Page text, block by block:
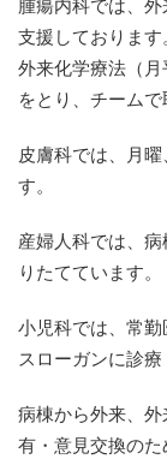
腫瘍内科では、
支援しております
外来化学療法（
をとり、チームで
皮膚科では、月
す。
産婦人科では、
りたてています。
小児科では、常
スローガンに診療
病棟から外来、
有・意見交換の